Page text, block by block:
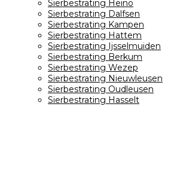
Sierbestrating Heino
Sierbestrating Dalfsen
Sierbestrating Kampen
Sierbestrating Hattem
Sierbestrating Ijsselmuiden
Sierbestrating Berkum
Sierbestrating Wezep
Sierbestrating Nieuwleusen
Sierbestrating Oudleusen
Sierbestrating Hasselt